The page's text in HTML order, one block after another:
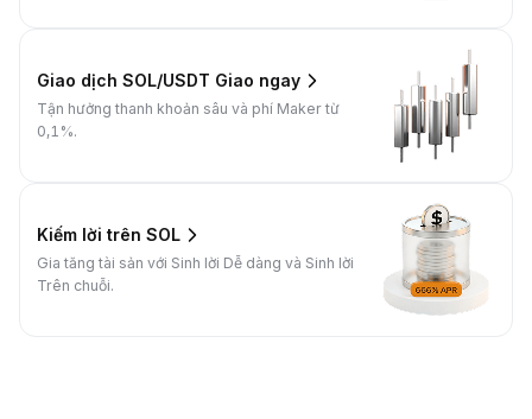
Giao dịch SOL/USDT Giao ngay
Tận hưởng thanh khoản sâu và phí Maker từ
0,1%.
Kiếm lời trên SOL
Gia tăng tài sản với Sinh lời Dễ dàng và Sinh lời
Trên chuỗi.